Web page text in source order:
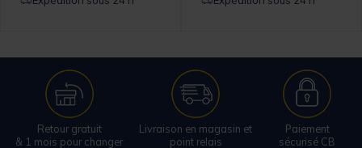
Retour gratuit
& 1 mois pour changer
Livraison en magasin et
point relais
Paiement
sécurisé CB